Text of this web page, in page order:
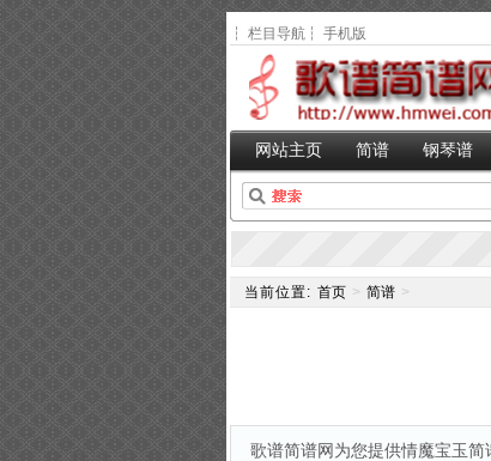
┆ 栏目导航 ┆ 手机版
网站主页 简谱 钢琴谱
当前位置: 首页 > 简谱 >
歌谱简谱网为您提供情魔宝玉